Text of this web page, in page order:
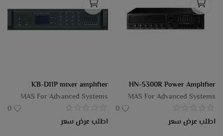
HN-5300R Power Amplifier
MAS For Advanced Systems
0
اطلب عرض سعر
KB-D11P mixer amplifier
MAS For Advanced Systems
0
اطلب عرض سعر